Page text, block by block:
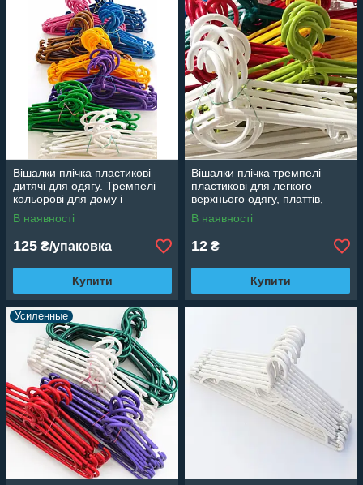
Вішалки плічка пластикові
дитячі для одягу. Тремпелі
кольорові для дому і
магазину, 31 см
В наявності
125 ₴/упаковка
Купити
Вішалки плічка тремпелі
пластикові для легкого
верхнього одягу, платтів,
светрів, костюмів кольорові
42 см
В наявності
12 ₴
Купити
Усиленные